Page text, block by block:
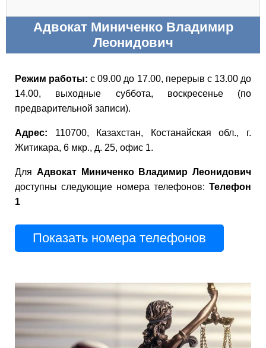
Адвокат Миниченко Владимир
Леонидович
Режим работы: с 09.00 до 17.00, перерыв с 13.00 до
14.00, выходные суббота, воскресенье (по
предварительной записи).
Адрес: 110700, Казахстан, Костанайская обл., г.
Житикара, 6 мкр., д. 25, офис 1.
Для Адвокат Миниченко Владимир Леонидович
доступны следующие номера телефонов: Телефон
1
Показать номера телефонов